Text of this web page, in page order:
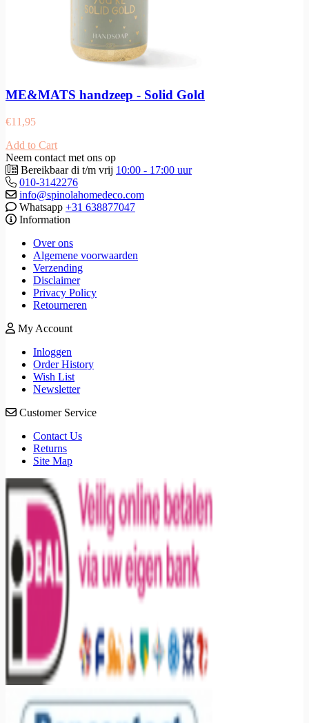
ME&MATS handzeep - Solid Gold
€11,95
Add to Cart
Neem contact met ons op
Bereikbaar di t/m vrij 10:00 - 17:00 uur
010-3142276
info@spinolahomedeco.com
Whatsapp +31 638877047
Information
Over ons
Algemene voorwaarden
Verzending
Disclaimer
Privacy Policy
Retourneren
My Account
Inloggen
Order History
Wish List
Newsletter
Customer Service
Contact Us
Returns
Site Map